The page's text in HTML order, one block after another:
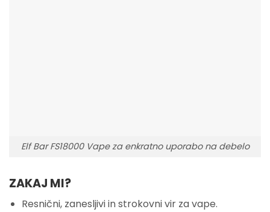
Elf Bar FS18000 Vape za enkratno uporabo na debelo
ZAKAJ MI?
Resnični, zanesljivi in strokovni vir za vape.